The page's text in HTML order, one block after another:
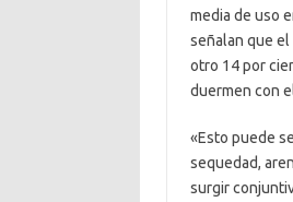
media de uso
señalan que
otro 14 por
duermen con
«Esto puede
sequedad,
surgir